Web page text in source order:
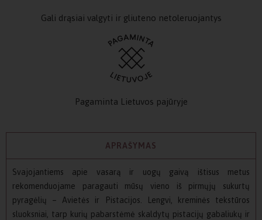
Gali drąsiai valgyti ir gliuteno netoleruojantys
Pagaminta Lietuvos pajūryje
APRAŠYMAS
Svajojantiems apie vasarą ir uogų gaivą ištisus metus
rekomenduojame paragauti mūsų vieno iš pirmųjų sukurtų
pyragėlių – Avietės ir Pistacijos. Lengvi, kreminės tekstūros
sluoksniai, tarp kurių pabarstėmė skaldytų pistacijų gabaliukų ir